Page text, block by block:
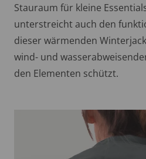
Stauraum für kleine
unterstreicht auch den
dieser wärmenden
wind- und
den Elementen schützt.